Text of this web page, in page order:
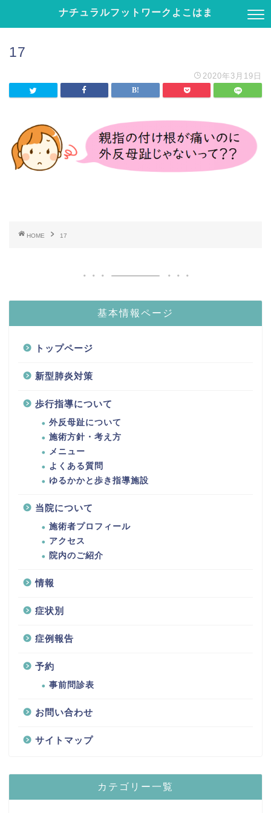
ナチュラルフットワークよこはま
17
2020年3月19日
HOME 17
基本情報ページ
トップページ
新型肺炎対策
歩行指導について
外反母趾について
施術方針・考え方
メニュー
よくある質問
ゆるかかと歩き指導施設
当院について
施術者プロフィール
アクセス
院内のご紹介
情報
症状別
症例報告
予約
事前問診表
お問い合わせ
サイトマップ
カテゴリー一覧